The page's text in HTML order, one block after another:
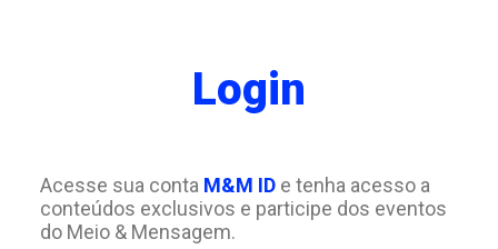
Login
Acesse sua conta M&M IDe tenha acesso a
conteúdos exclusivos e participe dos eventos
do Meio & Mensagem.